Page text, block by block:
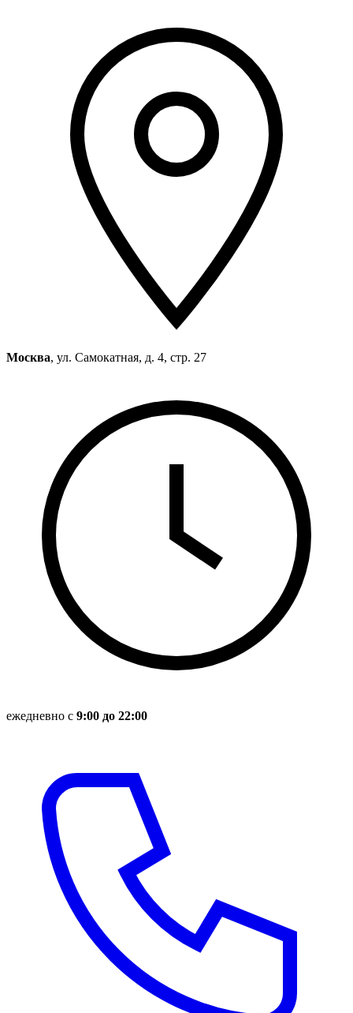
Москва, ул. Самокатная, д. 4, стр. 27
ежедневно с 9:00 до 22:00